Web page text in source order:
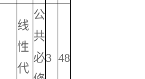
线
性
代
公
共
必3 48